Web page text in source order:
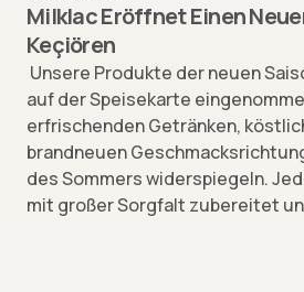
Milklac Eröffnet Einen
Keçiören
Unsere Produkte der neuen
auf der Speisekarte
erfrischenden Getränken,
brandneuen
des Sommers widerspiegeln.
mit großer Sorgfalt zubereitet